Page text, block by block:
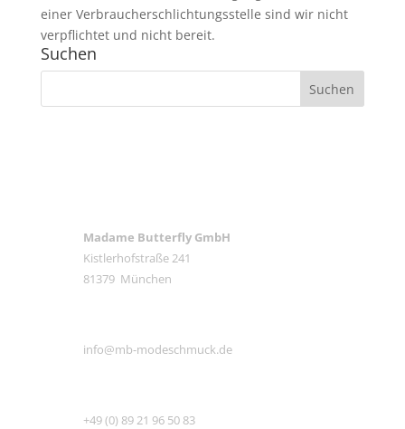
einer Verbraucherschlichtungsstelle sind wir nicht
verpflichtet und nicht bereit.
Suchen
Madame Butterfly GmbH
Kistlerhofstraße 241
81379 München
info@mb-modeschmuck.de
+49 (0) 89 21 96 50 83